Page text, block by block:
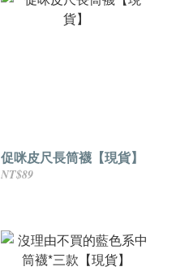
促咪皮尺長筒襪【現貨】
NT$89